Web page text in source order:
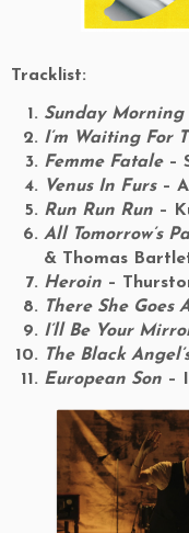
Tracklist:
Sunday Morning
I’m Waiting For
Femme Fatale–
Venus In Furs–
Run Run Run –
All Tomorrow’s
& Thomas
Heroin –
There She Goes
I’ll Be Your
The Black
European Son –